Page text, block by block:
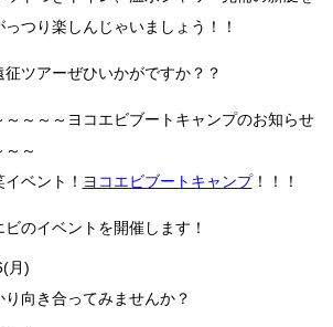
つり楽しんじゃいましょう！！
ツアーぜひいかがですか？？
～～～～ヨコエビブートキャンプのお知らせ
～～
ベント！ ヨコエビブートキャンプ！！！
のイベントを開催します！
月)
向き合ってみませんか？